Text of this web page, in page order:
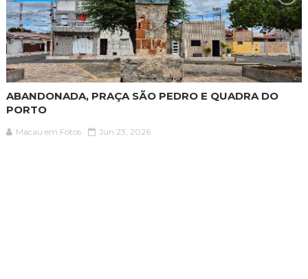
ABANDONADA, PRAÇA SÃO PEDRO E QUADRA DO
PORTO
Macau em Fotos Jun 23, 2026